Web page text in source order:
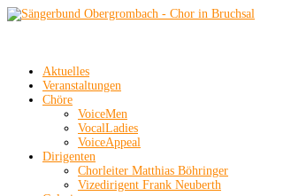
Aktuelles
Veranstaltungen
Chöre
VoiceMen
VocalLadies
VoiceAppeal
Dirigenten
Chorleiter Matthias Böhringer
Vizedirigent Frank Neuberth